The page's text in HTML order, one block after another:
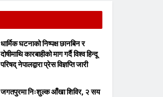
धार्मिक घटनाको निष्पक्ष छानबिन र
दोषीमाथि कारबाहीको माग गर्दै विश्व हिन्दू
परिषद् नेपालद्वारा प्रेस विज्ञप्ति जारी
जगतपुरमा निःशुल्क आँखा शिविर, २ सय